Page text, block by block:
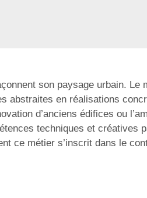
son paysage urbain. Le
abstraites en réalisations
d’anciens édifices ou
techniques et créatives
ce métier s’inscrit dans le